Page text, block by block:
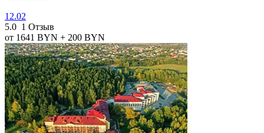
12.02
5.0 1 Отзыв
от 1641 BYN + 200 BYN